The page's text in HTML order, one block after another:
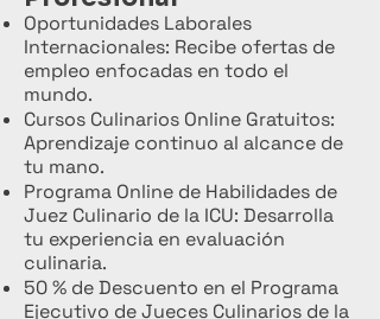
Oportunidades Laborales
Internacionales: Recibe ofertas de
empleo enfocadas en todo el
mundo.
Cursos Culinarios Online Gratuitos:
Aprendizaje continuo al alcance de
tu mano.
Programa Online de Habilidades de
Juez Culinario de la ICU: Desarrolla
tu experiencia en evaluación
culinaria.
50 % de Descuento en el Programa
Ejecutivo de Jueces Culinarios de la